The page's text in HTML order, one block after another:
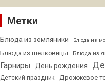
Метки
Блюда из земляники Блюда из
Блюда из шелковицы Блюда из
Гарниры День рождения
Детский праздник
Дрожжевое